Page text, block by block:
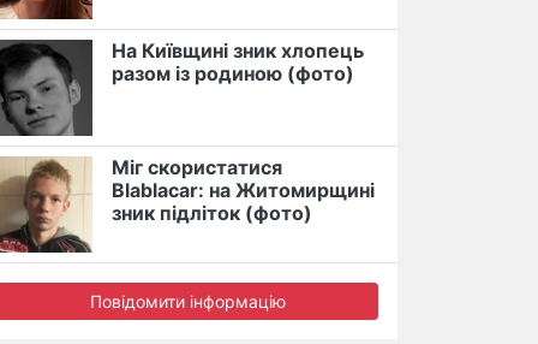
На Київщині зник хлопець
разом із родиною (фото)
Міг скористатися
Blablacar: на Житомирщині
зник підліток (фото)
Повідомити інформацію